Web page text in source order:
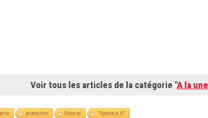
Voir tous les articles de la catégorie "A la une
production Sinovac ''Spoutnik V''